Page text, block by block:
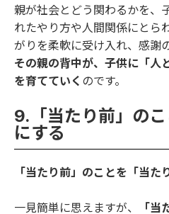
親が社会とどう関わるかを、
れたやり方や人間関係にとら
がりを柔軟に受け入れ、感謝
その親の背中が、子供に「人
を育てていく のです。
9.「当たり前」のこ
にする
「当たり前」のことを「当た
一見簡単に思えますが、
「